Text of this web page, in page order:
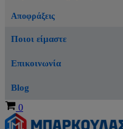
Αποφράξεις
Ποιοι είμαστε
Επικοινωνία
Blog
Καλάθι
0